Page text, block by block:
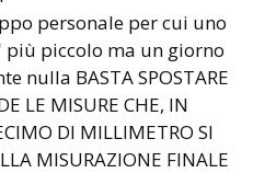
personale per cui uno
più piccolo ma un giorno
nulla BASTA SPOSTARE
LE MISURE CHE, IN
DI MILLIMETRO SI
MISURAZIONE FINALE